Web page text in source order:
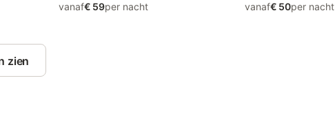
vanaf€ 59per nacht
vanaf€ 50per nacht
zien